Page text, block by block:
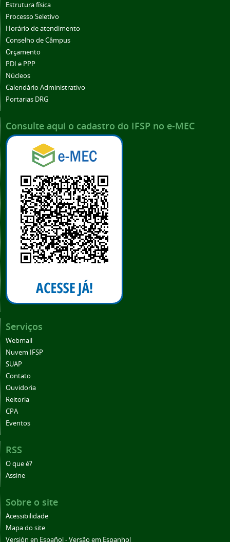
Estrutura física
Processo Seletivo
Horário de atendimento
Conselho de Câmpus
Orçamento
PDI e PPP
Núcleos
Calendário Administrativo
Portarias DRG
Consulte aqui o cadastro do IFSP no e-MEC
Serviços
Webmail
Nuvem IFSP
SUAP
Contato
Ouvidoria
Reitoria
CPA
Eventos
RSS
O que é?
Assine
Sobre o site
Acessibilidade
Mapa do site
Versión en Español - Versão em Espanhol